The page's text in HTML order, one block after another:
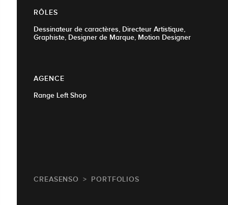
RÔLES
Dessinateur de caractères, Directeur Artistique,
Graphiste, Designer de Marque, Motion Designer
AGENCE
Range Left Shop
CREASENSO PORTFOLIOS